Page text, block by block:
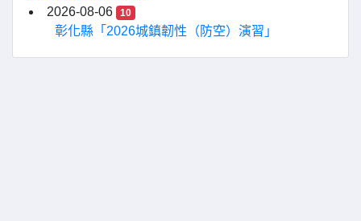
2026-08-06
10
彰化縣「2026城鎮韌性（防空）演習」